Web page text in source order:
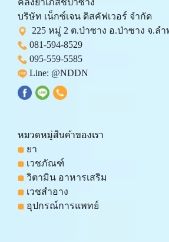
คลังยาเภสัชป่าซาง
บริษัท เน็กซ์เจน ดิสคัฟเวอร์ จำกัด
225 หมู่ 2 ต.ป่าซาง อ.ป่าซาง จ.ลำ
081-594-8529
095-559-5585
Line: @NDDN
หมวดหมู่สินค้าของเรา
ยา
เวชภัณฑ์
วิตามิน อาหารเสริม
เวชสำอาง
อุปกรณ์การแพทย์